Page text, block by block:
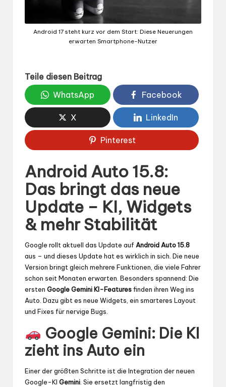
Android 17 steht kurz vor dem Start: Diese Neuerungen
erwarten Smartphone-Nutzer
Teile diesen Beitrag
WhatsApp
Facebook
X LinkedIn
Pinterest
Android Auto 15.8:
Das bringt das neue
Update – KI, Widgets
& mehr Stabilität
Google rollt aktuell das Update auf Android Auto 15.8
aus – und dieses Update hat es wirklich in sich. Die neue
Version bringt gleich mehrere Funktionen, die viele Fahrer
schon seit Monaten erwarten. Besonders spannend: Die
ersten Google Gemini KI-Featuresfinden ihren Weg ins
Auto. Dazu gibt es neue Widgets, ein smarteres Layout
und Fixes für nervige Bugs.
Google Gemini: Die KI
zieht ins Auto ein
Einer der größten Schritte ist die Integration der neuen
Google-KI Gemini. Sie ersetzt langfristig den